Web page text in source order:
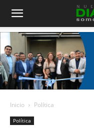
Diario
360
Inicio Política
Política